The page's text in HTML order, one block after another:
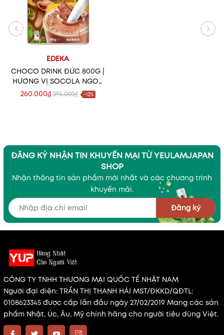
EDEKA
CHOCO DRINK ĐỨC 800G |
HƯƠNG VỊ SOCOLA NGON
MỊN – KHỞI ĐẦU MỖI
NGÀY ĐẦY NĂNG LƯỢNG
260.000₫ 295.000₫ -12%
ĐĂNG KÝ NHẬN TIN KHUYẾN MẠI TỪ YEULAMJAPAN
SHOP
Nhận thông tin sản phẩm mới nhất và các chương trình
khuyến mãi.
Đăng ký
CÔNG TY TNHH THƯƠNG MẠI QUỐC TẾ NHẬT NAM
Người đại diện: TRẦN THỊ THANH HẢI MST/ĐKKD/QĐTL:
0108623345 được cấp lần đầu ngày 27/02/2019 Mang các sản
phẩm Nhật, Úc, Âu, Mỹ chính hãng cho người tiêu dùng Việt.